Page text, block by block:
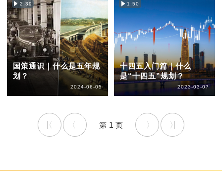
2:39
国策通识｜什么是五年规
划？
2024-06-05
1:50
十四五入门篇｜什么
是“十四五”规划？
2023-03-07
1